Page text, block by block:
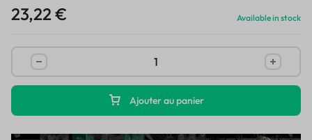
23,22 € Available in stock
Ajouter au panier